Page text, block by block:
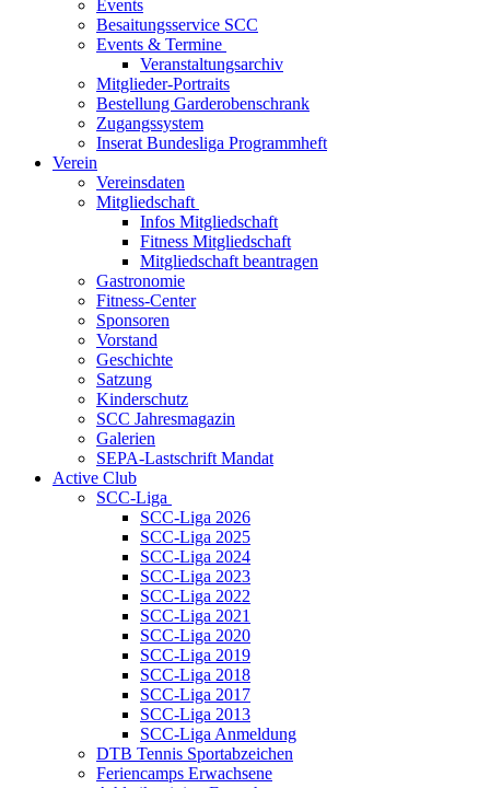
Events
Besaitungsservice SCC
Events & Termine
Veranstaltungsarchiv
Mitglieder-Portraits
Bestellung Garderobenschrank
Zugangssystem
Inserat Bundesliga Programmheft
Verein
Vereinsdaten
Mitgliedschaft
Infos Mitgliedschaft
Fitness Mitgliedschaft
Mitgliedschaft beantragen
Gastronomie
Fitness-Center
Sponsoren
Vorstand
Geschichte
Satzung
Kinderschutz
SCC Jahresmagazin
Galerien
SEPA-Lastschrift Mandat
Active Club
SCC-Liga
SCC-Liga 2026
SCC-Liga 2025
SCC-Liga 2024
SCC-Liga 2023
SCC-Liga 2022
SCC-Liga 2021
SCC-Liga 2020
SCC-Liga 2019
SCC-Liga 2018
SCC-Liga 2017
SCC-Liga 2013
SCC-Liga Anmeldung
DTB Tennis Sportabzeichen
Feriencamps Erwachsene